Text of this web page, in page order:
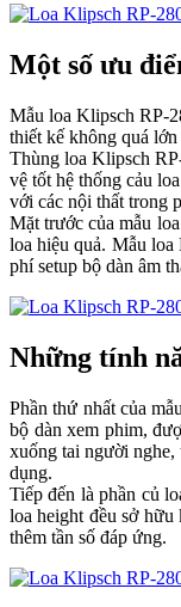
Một số ưu
Mẫu loa Klipsch RP-
thiết kế không quá
Thùng loa Klipsch
vệ tốt hệ thống cảu
với các nội thất trong
Mặt trước của mẫu
loa hiệu quả. Mẫu loa
phí setup bộ dàn âm
Những tính
Phần thứ nhất của
bộ dàn xem phim,
xuống tai người nghe,
dụng.
Tiếp đến là phần củ
loa height đều sở
thêm tần số đáp ứng.